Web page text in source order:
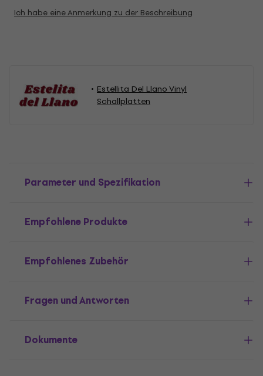
Ich habe eine Anmerkung zu der Beschreibung
Estellita Del Llano Vinyl
Schallplatten
Parameter und Spezifikation
Empfohlene Produkte
Empfohlenes Zubehör
Fragen und Antworten
Dokumente